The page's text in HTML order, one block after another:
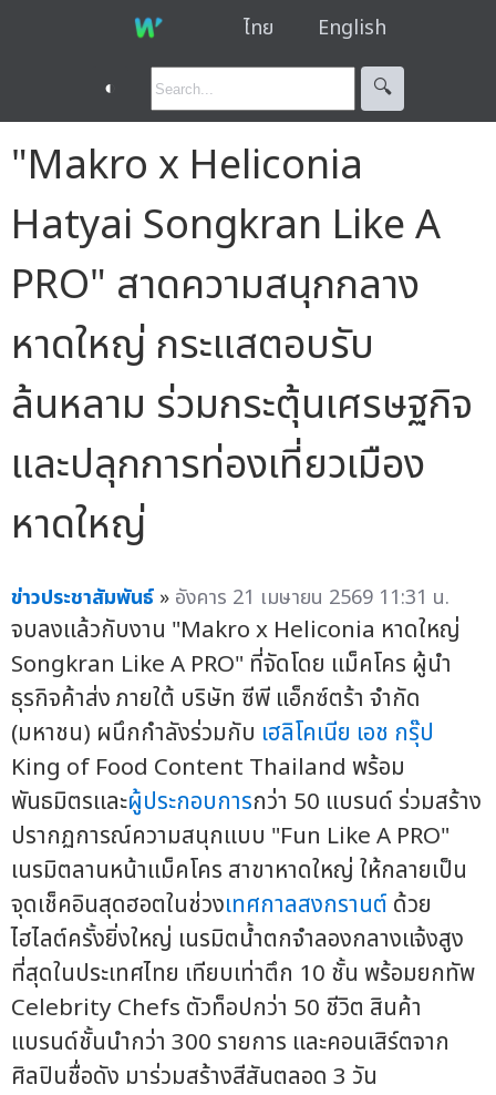
ไทย English
◐ 🔍︎
"Makro x Heliconia
Hatyai Songkran Like A
PRO" สาดความสนุกกลาง
หาดใหญ่ กระแสตอบรับ
ล้นหลาม ร่วมกระตุ้นเศรษฐกิจ
และปลุกการท่องเที่ยวเมือง
หาดใหญ่
ข่าวประชาสัมพันธ์ » อังคาร 21 เมษายน 2569 11:31 น.
จบลงแล้วกับงาน "Makro x Heliconia หาดใหญ่
Songkran Like A PRO" ที่จัดโดย แม็คโคร ผู้นำ
ธุรกิจค้าส่ง ภายใต้ บริษัท ซีพี แอ็กซ์ตร้า จำกัด
(มหาชน) ผนึกกำลังร่วมกับ เฮลิโคเนีย เอช กรุ๊ป
King of Food Content Thailand พร้อม
พันธมิตรและผู้ประกอบการกว่า 50 แบรนด์ ร่วมสร้าง
ปรากฏการณ์ความสนุกแบบ "Fun Like A PRO"
เนรมิตลานหน้าแม็คโคร สาขาหาดใหญ่ ให้กลายเป็น
จุดเช็คอินสุดฮอตในช่วงเทศกาลสงกรานต์ ด้วย
ไฮไลต์ครั้งยิ่งใหญ่ เนรมิตน้ำตกจำลองกลางแจ้งสูง
ที่สุดในประเทศไทย เทียบเท่าตึก 10 ชั้น พร้อมยกทัพ
Celebrity Chefs ตัวท็อปกว่า 50 ชีวิต สินค้า
แบรนด์ชั้นนำกว่า 300 รายการ และคอนเสิร์ตจาก
ศิลปินชื่อดัง มาร่วมสร้างสีสันตลอด 3 วัน